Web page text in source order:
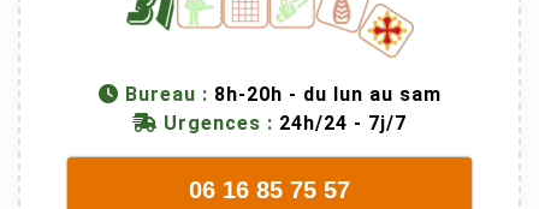
Bureau : 8h-20h - du lun au sam
Urgences : 24h/24 - 7j/7
06 16 85 75 57